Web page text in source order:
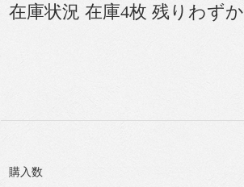
在庫状況 在庫4枚 残りわずか
購入数